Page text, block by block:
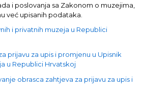
i poslovanja sa Zakonom o muzejima,
već upisanih podataka.
i privatnih muzeja u Republici
prijavu za upis i promjenu u Upisnik
u Republici Hrvatskoj
obrasca zahtjeva za prijavu za upis i